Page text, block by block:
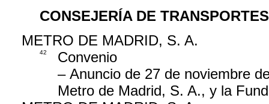
CONSEJERÍA DE
METRO DE MADRID, S. A.
42
Convenio
– Anuncio de 27 de noviembre
Metro de Madrid, S. A., y la